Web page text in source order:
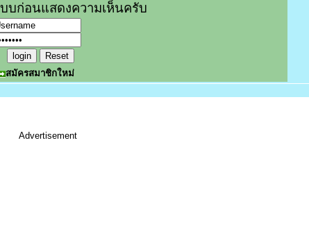
บก่อนแสดงความเห็นครับ
สมัครสมาชิกใหม่
Advertisement